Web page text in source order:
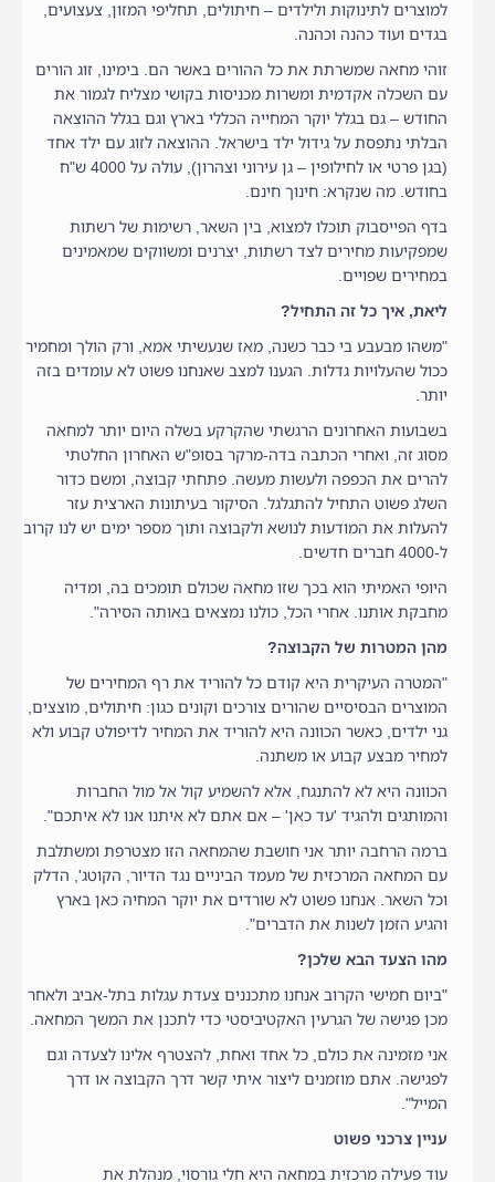
למוצרים לתינוקות ולילדים – חיתולים, תחליפי המזון, צעצועים,
בגדים ועוד כהנה וכהנה.
זוהי מחאה שמשרתת את כל ההורים באשר הם. בימינו, זוג הורים
עם השכלה אקדמית ומשרות מכניסות בקושי מצליח לגמור את
החודש – גם בגלל יוקר המחייה הכללי בארץ וגם בגלל ההוצאה
הבלתי נתפסת על גידול ילד בישראל. ההוצאה לזוג עם ילד אחד
(בגן פרטי או לחילופין – גן עירוני וצהרון), עולה על 4000 ש"ח
בחודש. מה שנקרא: חינוך חינם.
בדף הפייסבוק תוכלו למצוא, בין השאר, רשימות של רשתות
שמפקיעות מחירים לצד רשתות, יצרנים ומשווקים שמאמינים
במחירים שפויים.
ליאת, איך כל זה התחיל?
"משהו מבעבע בי כבר כשנה, מאז שנעשיתי אמא, ורק הולך ומחמיר
ככול שהעלויות גדלות. הגענו למצב שאנחנו פשוט לא עומדים בזה
יותר.
בשבועות האחרונים הרגשתי שהקרקע בשלה היום יותר למחאה
מסוג זה, ואחרי הכתבה בדה-מרקר בסופ"ש האחרון החלטתי
להרים את הכפפה ולעשות מעשה. פתחתי קבוצה, ומשם כדור
השלג פשוט התחיל להתגלגל. הסיקור בעיתונות הארצית עזר
להעלות את המודעות לנושא ולקבוצה ותוך מספר ימים יש לנו קרוב
ל-4000 חברים חדשים.
היופי האמיתי הוא בכך שזו מחאה שכולם תומכים בה, ומדיה
מחבקת אותנו. אחרי הכל, כולנו נמצאים באותה הסירה".
מהן המטרות של הקבוצה?
"המטרה העיקרית היא קודם כל להוריד את רף המחירים של
המוצרים הבסיסיים שהורים צורכים וקונים כגון: חיתולים, מוצצים,
גני ילדים, כאשר הכוונה היא להוריד את המחיר לדיפולט קבוע ולא
למחיר מבצע קבוע או משתנה.
הכוונה היא לא להתנגח, אלא להשמיע קול אל מול החברות
והמותגים ולהגיד 'עד כאן' – אם אתם לא איתנו אנו לא איתכם".
ברמה הרחבה יותר אני חושבת שהמחאה הזו מצטרפת ומשתלבת
עם המחאה המרכזית של מעמד הביניים נגד הדיור, הקוטג', הדלק
וכל השאר. אנחנו פשוט לא שורדים את יוקר המחיה כאן בארץ
והגיע הזמן לשנות את הדברים".
מהו הצעד הבא שלכן?
"ביום חמישי הקרוב אנחנו מתכננים צעדת עגלות בתל-אביב ולאחר
מכן פגישה של הגרעין האקטיביסטי כדי לתכנן את המשך המחאה.
אני מזמינה את כולם, כל אחד ואחת, להצטרף אלינו לצעדה וגם
לפגישה. אתם מוזמנים ליצור איתי קשר דרך הקבוצה או דרך
המייל".
עניין צרכני פשוט
עוד פעילה מרכזית במחאה היא חלי גורסוי, מנהלת את